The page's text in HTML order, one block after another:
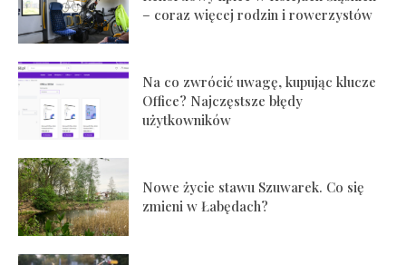
– coraz więcej rodzin i rowerzystów
Na co zwrócić uwagę, kupując klucze
Office? Najczęstsze błędy
użytkowników
Nowe życie stawu Szuwarek. Co się
zmieni w Łabędach?